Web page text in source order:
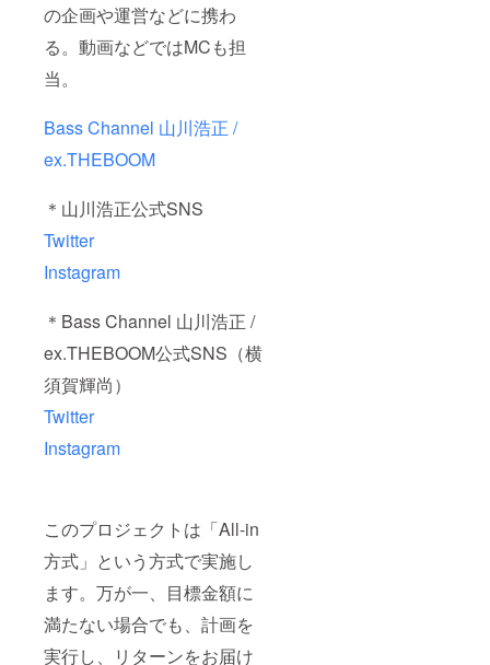
の企画や運営などに携わ
る。動画などではMCも担
当。
Bass Channel 山川浩正 /
ex.THEBOOM
＊山川浩正公式SNS
Twitter
Instagram
＊Bass Channel 山川浩正 /
ex.THEBOOM公式SNS（横
須賀輝尚）
Twitter
Instagram
このプロジェクトは「All-in
方式」という方式で実施し
ます。万が一、目標金額に
満たない場合でも、計画を
実行し、リターンをお届け